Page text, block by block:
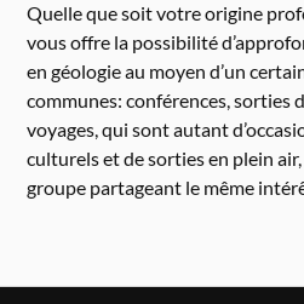
Quelle que soit votre origine
vous offre la possibilité
en géologie au moyen d’un
communes: conférences, sorties
voyages, qui sont autant
culturels et de sorties en plein air,
groupe partageant le même